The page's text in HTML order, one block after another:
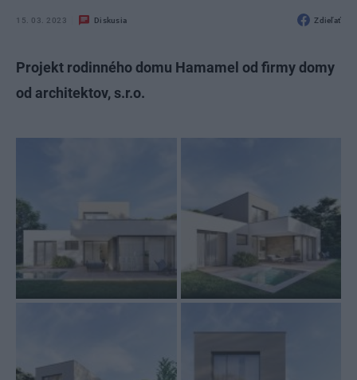
15. 03. 2023 Diskusia Zdieľať
Projekt rodinného domu Hamamel od firmy domy
od architektov, s.r.o.